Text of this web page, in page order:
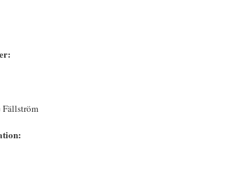
Fällström